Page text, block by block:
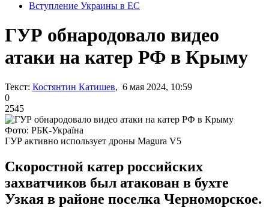
Вступление Украины в ЕС
ГУР обнародовало видео
атаки на катер РФ в Крыму
Текст: Костянтин Катишев, 6 мая 2024, 10:59
0
2545
Фото: РБК-Україна
ГУР активно использует дроны Magura V5
Скоростной катер российских
захватчиков был атакован в бухте
Узкая в районе поселка Черноморское.